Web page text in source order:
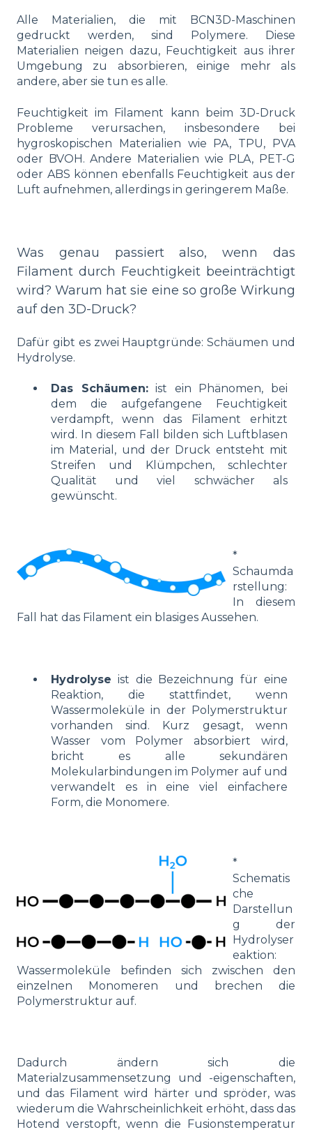
Alle Materialien, die mit BCN3D-Maschinen
gedruckt werden, sind Polymere. Diese
Materialien neigen dazu, Feuchtigkeit aus ihrer
Umgebung zu absorbieren, einige mehr als
andere, aber sie tun es alle.
Feuchtigkeit im Filament kann beim 3D-Druck
Probleme verursachen, insbesondere bei
hygroskopischen Materialien wie PA, TPU, PVA
oder BVOH. Andere Materialien wie PLA, PET-G
oder ABS können ebenfalls Feuchtigkeit aus der
Luft aufnehmen, allerdings in geringerem Maße.
Was genau passiert also, wenn das
Filament durch Feuchtigkeit beeinträchtigt
wird? Warum hat sie eine so große Wirkung
auf den 3D-Druck?
Dafür gibt es zwei Hauptgründe: Schäumen und
Hydrolyse.
Das Schäumen:ist ein Phänomen, bei
dem die aufgefangene Feuchtigkeit
verdampft, wenn das Filament erhitzt
wird. In diesem Fall bilden sich Luftblasen
im Material, und der Druck entsteht mit
Streifen und Klümpchen, schlechter
Qualität und viel schwächer als
gewünscht.
*
Schaumda
rstellung:
In diesem
Fall hat das Filament ein blasiges Aussehen.
Hydrolyse ist die Bezeichnung für eine
Reaktion, die stattfindet, wenn
Wassermoleküle in der Polymerstruktur
vorhanden sind. Kurz gesagt, wenn
Wasser vom Polymer absorbiert wird,
bricht es alle sekundären
Molekularbindungen im Polymer auf und
verwandelt es in eine viel einfachere
Form, die Monomere.
*
Schematis
che
Darstellun
g der
Hydrolyser
eaktion:
Wassermoleküle befinden sich zwischen den
einzelnen Monomeren und brechen die
Polymerstruktur auf.
Dadurch ändern sich die
Materialzusammensetzung und -eigenschaften,
und das Filament wird härter und spröder, was
wiederum die Wahrscheinlichkeit erhöht, dass das
Hotend verstopft, wenn die Fusionstemperatur